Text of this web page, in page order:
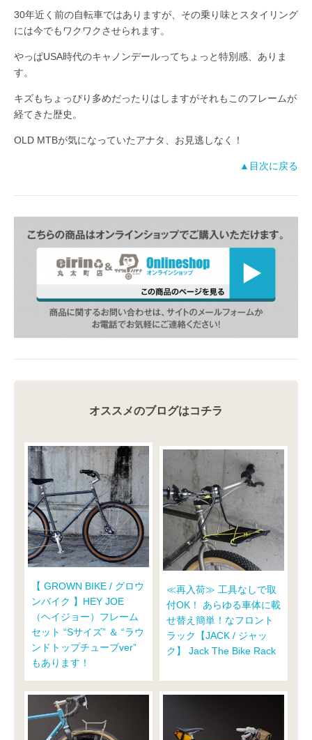
30年近く前の自転車ではありますが、その乗り味とスタイリング
には今でもワクワクさせられます。
やっぱUSA時代のキャノンデールってちょっと特別感、ありま
す。
キズもちょっぴり多めだったりはしますがそれもこのフレームが
経てきた歴史。
OLD MTBが気になっていたアナタ、お見逃しなく！
▲目次に戻る
オススメのブログはコチラ
【 GROWN BIKE / グロウ
ンバイク 】HEY JOE
（ヘイジョー）フレーム
セット “Sサイズ” ＆ “ラウ
ンドトップチューブver”
もあります！
≪再入荷≫ 工具なしで取
付OK！ あらゆる車体に載
せ替え簡単！なフロント
ラック【JACK / ジャッ
ク】 Jack The Bike Rack